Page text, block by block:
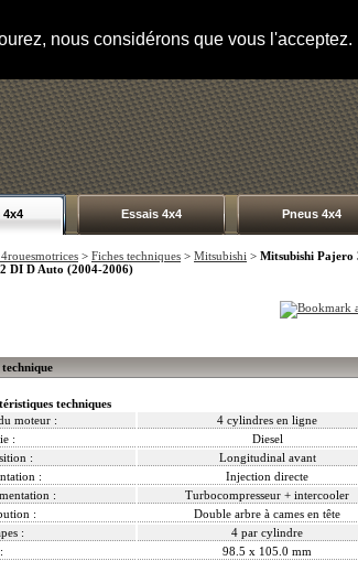
nous considérons que vous l'acceptez.
4x4 Essais 4x4 Pneus 4x4
> Fiches techniques > Mitsubishi > Mitsubishi Pajero
DI D Auto (2004-2006)
techniques
moteur :
4 cylindres en ligne
:
Diesel
:
Longitudinal avant
:
Injection directe
:
Turbocompresseur + intercooler
:
Double arbre à cames en tête
:
4 par cylindre
98.5 x 105.0 mm